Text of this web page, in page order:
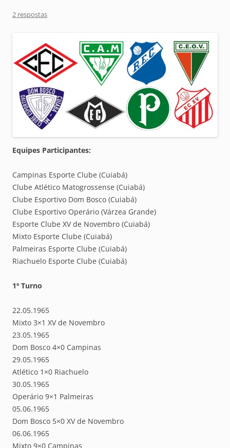
2 respostas
Equipes Participantes:
Campinas Esporte Clube (Cuiabá)
Clube Atlético Matogrossense (Cuiabá)
Clube Esportivo Dom Bosco (Cuiabá)
Clube Esportivo Operário (Várzea Grande)
Esporte Clube XV de Novembro (Cuiabá)
Mixto Esporte Clube (Cuiabá)
Palmeiras Esporte Clube (Cuiabá)
Riachuelo Esporte Clube (Cuiabá)
1º Turno
22.05.1965
Mixto 3×1 XV de Novembro
23.05.1965
Dom Bosco 4×0 Campinas
29.05.1965
Atlético 1×0 Riachuelo
30.05.1965
Operário 9×1 Palmeiras
05.06.1965
Dom Bosco 5×0 XV de Novembro
06.06.1965
Mixto 9×0 Campinas